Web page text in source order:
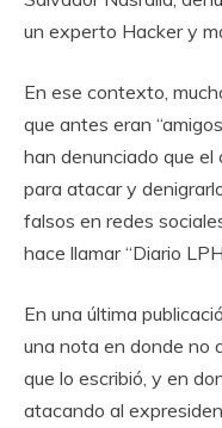
un experto Hacker y
En ese contexto,
que antes eran
han denunciado que
para atacar y
falsos en redes
hace llamar “Diario
En una última
una nota en donde no
que lo escribió, y en
atacando al